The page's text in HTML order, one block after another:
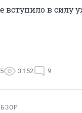
вступило в силу
3 152 9